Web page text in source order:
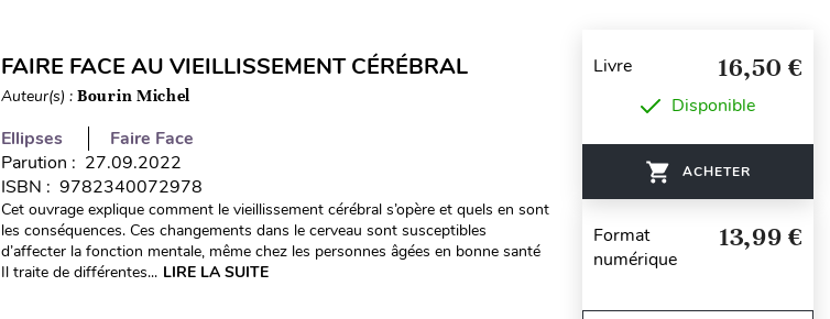
FAIRE FACE AU VIEILLISSEMENT CÉRÉBRAL
Auteur(s) : Bourin Michel
Ellipses
Faire Face
Parution : 27.09.2022
ISBN : 9782340072978
Cet ouvrage explique comment le vieillissement cérébral s’opère et quels en sont
les conséquences. Ces changements dans le cerveau sont susceptibles
d’affecter la fonction mentale, même chez les personnes âgées en bonne santé
Il traite de différentes... LIRE LA SUITE
Livre 16,50 €
Disponible
ACHETER
Format
numérique
13,99 €